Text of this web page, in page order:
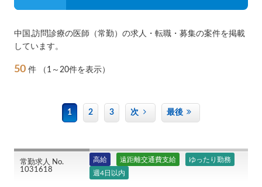
中国,訪問診療の医師（常勤）の求人・転職・募集の案件を掲載
しています。
50 件 （1～20件を表示）
1 2 3 次 最後
常勤求人 No.
1031618
高給 遠距離交通費支給
ゆったり勤務
週4日以内